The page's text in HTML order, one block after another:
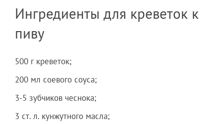
Ингредиенты для креветок к
пиву
500 г креветок;
200 мл соевого соуса;
3-5 зубчиков чеснока;
3 ст. л. кунжутного масла;